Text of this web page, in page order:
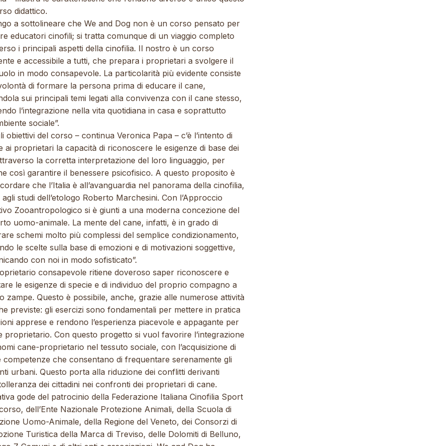
didattico.
a sottolineare che We and Dog non è un corso pensato per
educatori cinofili; si tratta comunque di un viaggio completo
i principali aspetti della cinofilia. Il nostro è un corso
e accessibile a tutti, che prepara i proprietari a svolgere il
in modo consapevole. La particolarità più evidente consiste
di formare la persona prima di educare il cane,
sui principali temi legati alla convivenza con il cane stesso,
l’integrazione nella vita quotidiana in casa e soprattutto
sociale”.
obiettivi del corso – continua Veronica Papa – c’è l’intento di
ai proprietari la capacità di riconoscere le esigenze di base dei
la corretta interpretazione del loro linguaggio, per
così garantire il benessere psicofisico. A questo proposito è
che l’Italia è all’avanguardia nel panorama della cinofilia,
studi dell’etologo Roberto Marchesini. Con l’Approccio
Zooantropologico si è giunti a una moderna concezione del
uomo-animale. La mente del cane, infatti, è in grado di
schemi molto più complessi del semplice condizionamento,
le scelte sulla base di emozioni e di motivazioni soggettive,
con noi in modo sofisticato”.
consapevole ritiene doveroso saper riconoscere e
le esigenze di specie e di individuo del proprio compagno a
zampe. Questo è possibile, anche, grazie alle numerose attività
previste: gli esercizi sono fondamentali per mettere in pratica
apprese e rendono l’esperienza piacevole e appagante per
proprietario. Con questo progetto si vuol favorire l’integrazione
cane-proprietario nel tessuto sociale, con l’acquisizione di
competenze che consentano di frequentare serenamente gli
urbani. Questo porta alla riduzione dei conflitti derivanti
dei cittadini nei confronti dei proprietari di cane.
gode del patrocinio della Federazione Italiana Cinofilia Sport
dell’Ente Nazionale Protezione Animali, della Scuola di
Uomo-Animale, della Regione del Veneto, dei Consorzi di
Turistica della Marca di Treviso, delle Dolomiti di Belluno,